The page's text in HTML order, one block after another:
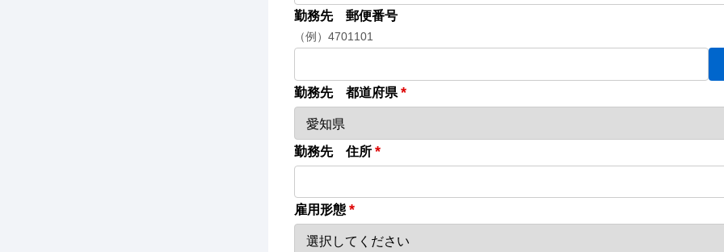
勤務先 郵便番号
（例）4701101
勤務先 都道府県 *
勤務先 住所 *
雇用形態 *